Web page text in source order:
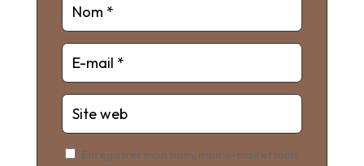
Enregistrer mon nom, mon e-mail et mon